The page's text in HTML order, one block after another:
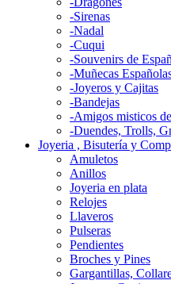
-Sirenas
-Nadal
-Cuqui
-Souvenirs de
-Muñecas
-Joyeros y Cajitas
-Bandejas
-Amigos misticos
-Duendes, Trolls,
Joyeria , Bisutería y
Amuletos
Anillos
Joyeria en plata
Relojes
Llaveros
Pulseras
Pendientes
Broches y Pines
Gargantillas,